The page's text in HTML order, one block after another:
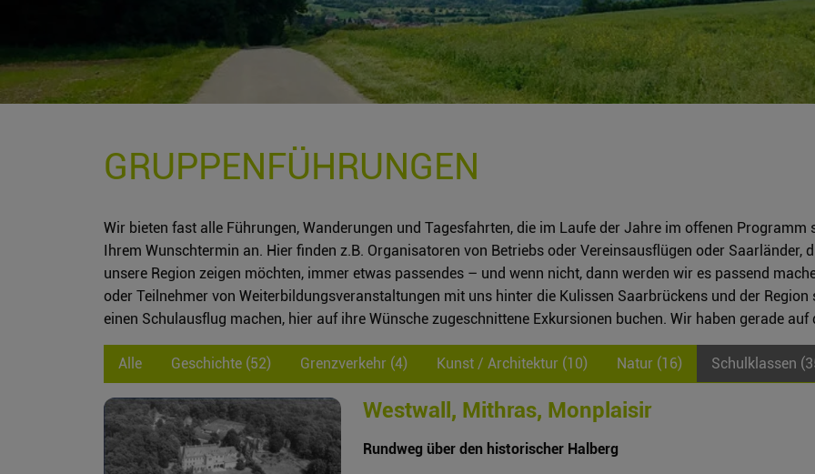
GRUPPENFÜHRUNGEN
Wir bieten fast alle Führungen, Wanderungen und Tagesfahrten, die im Laufe der Jahre im offenen
Ihrem Wunschtermin an. Hier finden z.B. Organisatoren von Betriebs oder Vereinsausflügen oder Saarländer,
unsere Region zeigen möchten, immer etwas passendes – und wenn nicht, dann werden wir es passend
oder Teilnehmer von Weiterbildungsveranstaltungen mit uns hinter die Kulissen Saarbrückens und der
einen Schulausflug machen, hier auf ihre Wünsche zugeschnittene Exkursionen buchen. Wir haben gerade
Alle Geschichte (52) Grenzverkehr (4) Kunst / Architektur (10) Natur (16) Schulklassen
Westwall, Mithras, Monplaisir
Rundweg über den historischer Halberg